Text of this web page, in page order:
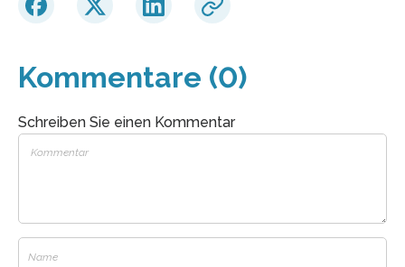
Kommentare (0)
Schreiben Sie einen Kommentar